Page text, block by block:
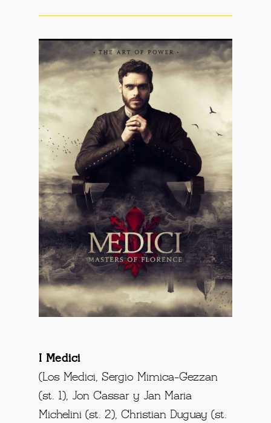
I Medici
(Los Medici, Sergio Mimica-Gezzan
(st. 1), Jon Cassar y Jan Maria
Michelini (st. 2), Christian Duguay (st.